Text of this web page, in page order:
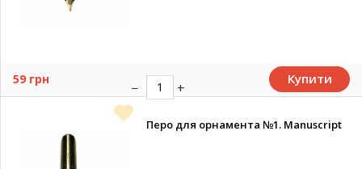
59 грн Купити
Перо для орнамента №1. Manuscript